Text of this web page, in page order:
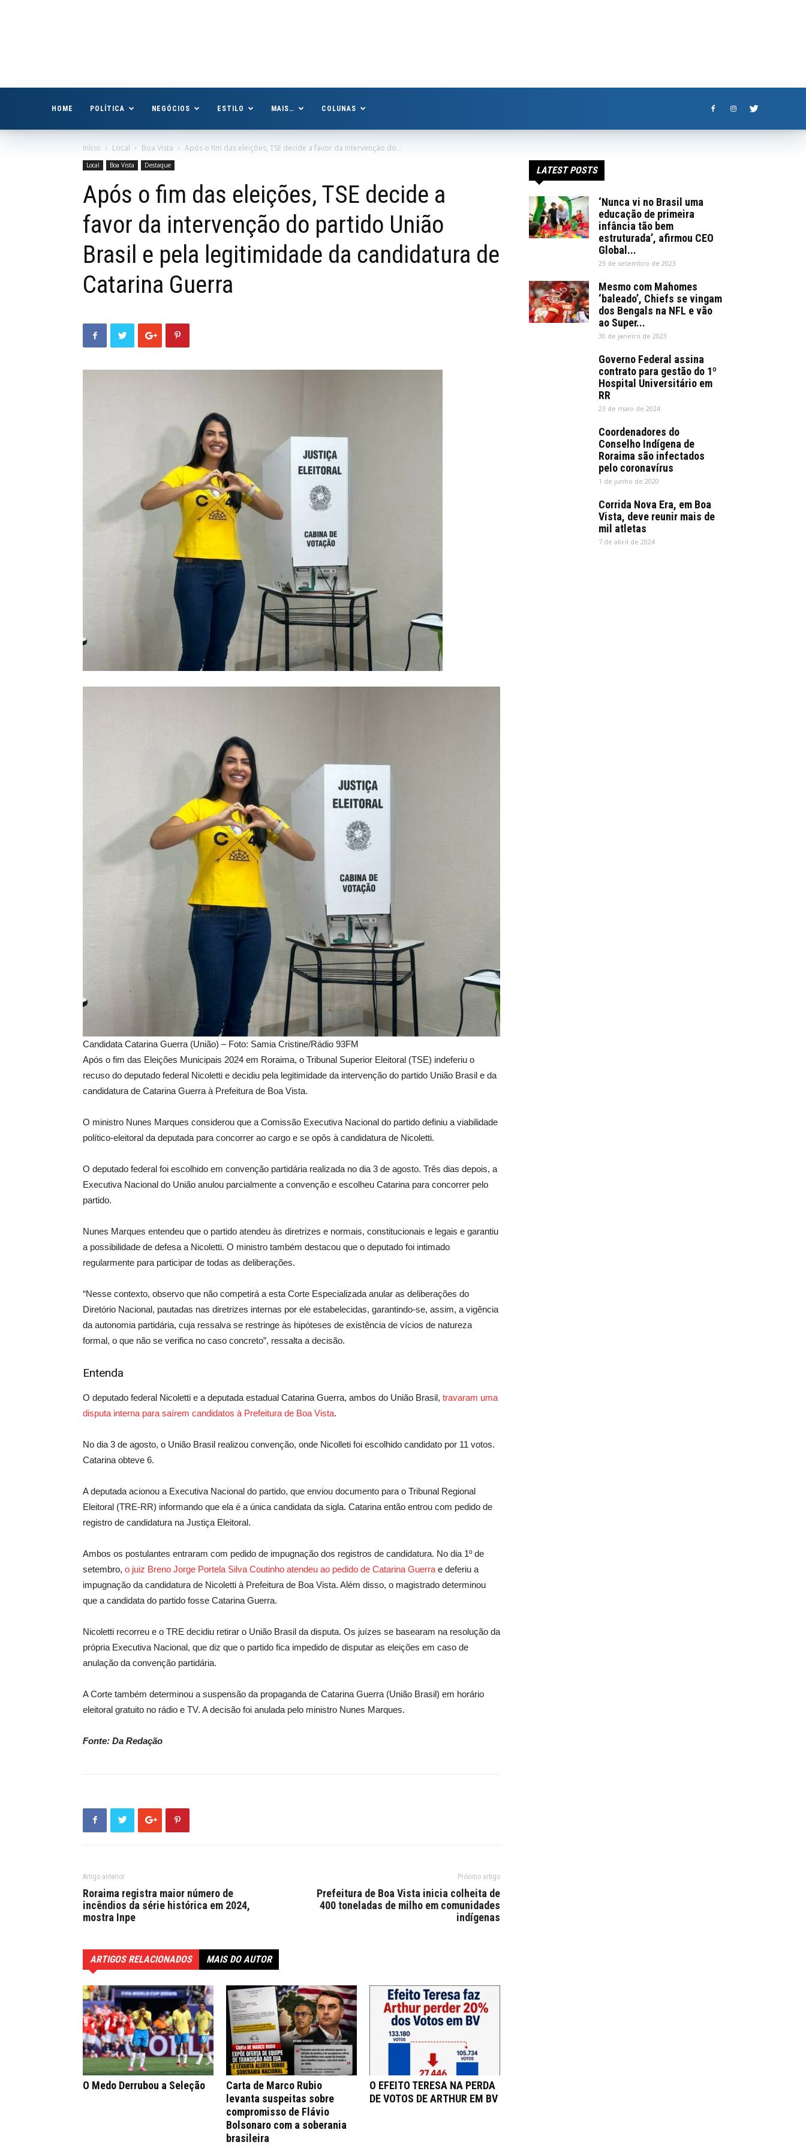
HOME POLÍTICA NEGÓCIOS ESTILO MAIS… COLUNAS
Início Local Boa Vista Após o fim das eleições, TSE decide a favor da intervenção do...
Local Boa Vista Destaque
Após o fim das eleições, TSE decide a
favor da intervenção do partido União
Brasil e pela legitimidade da candidatura de
Catarina Guerra
Candidata Catarina Guerra (União) – Foto: Samia Cristine/Rádio 93FM
Após o fim das Eleições Municipais 2024 em Roraima, o Tribunal Superior Eleitoral (TSE) indeferiu o
recuso do deputado federal Nicoletti e decidiu pela legitimidade da intervenção do partido União Brasil e da
candidatura de Catarina Guerra à Prefeitura de Boa Vista.
O ministro Nunes Marques considerou que a Comissão Executiva Nacional do partido definiu a viabilidade
político-eleitoral da deputada para concorrer ao cargo e se opôs à candidatura de Nicoletti.
O deputado federal foi escolhido em convenção partidária realizada no dia 3 de agosto. Três dias depois, a
Executiva Nacional do União anulou parcialmente a convenção e escolheu Catarina para concorrer pelo
partido.
Nunes Marques entendeu que o partido atendeu às diretrizes e normais, constitucionais e legais e garantiu
a possibilidade de defesa a Nicoletti. O ministro também destacou que o deputado foi intimado
regularmente para participar de todas as deliberações.
“Nesse contexto, observo que não competirá a esta Corte Especializada anular as deliberações do
Diretório Nacional, pautadas nas diretrizes internas por ele estabelecidas, garantindo-se, assim, a vigência
da autonomia partidária, cuja ressalva se restringe às hipóteses de existência de vícios de natureza
formal, o que não se verifica no caso concreto”, ressalta a decisão.
Entenda
O deputado federal Nicoletti e a deputada estadual Catarina Guerra, ambos do União Brasil, travaram uma
disputa interna para saírem candidatos à Prefeitura de Boa Vista.
No dia 3 de agosto, o União Brasil realizou convenção, onde Nicolleti foi escolhido candidato por 11 votos.
Catarina obteve 6.
A deputada acionou a Executiva Nacional do partido, que enviou documento para o Tribunal Regional
Eleitoral (TRE-RR) informando que ela é a única candidata da sigla. Catarina então entrou com pedido de
registro de candidatura na Justiça Eleitoral.
Ambos os postulantes entraram com pedido de impugnação dos registros de candidatura. No dia 1º de
setembro, o juiz Breno Jorge Portela Silva Coutinho atendeu ao pedido de Catarina Guerra e deferiu a
impugnação da candidatura de Nicoletti à Prefeitura de Boa Vista. Além disso, o magistrado determinou
que a candidata do partido fosse Catarina Guerra.
Nicoletti recorreu e o TRE decidiu retirar o União Brasil da disputa. Os juízes se basearam na resolução da
própria Executiva Nacional, que diz que o partido fica impedido de disputar as eleições em caso de
anulação da convenção partidária.
A Corte também determinou a suspensão da propaganda de Catarina Guerra (União Brasil) em horário
eleitoral gratuito no rádio e TV. A decisão foi anulada pelo ministro Nunes Marques.
Fonte: Da Redação
Artigo anterior
Roraima registra maior número de
incêndios da série histórica em 2024,
mostra Inpe
Próximo artigo
Prefeitura de Boa Vista inicia colheita de
400 toneladas de milho em comunidades
indígenas
ARTIGOS RELACIONADOS MAIS DO AUTOR
O Medo Derrubou a Seleção
Carta de Marco Rubio
levanta suspeitas sobre
compromisso de Flávio
Bolsonaro com a soberania
brasileira
O EFEITO TERESA NA PERDA
DE VOTOS DE ARTHUR EM BV
LATEST POSTS
‘Nunca vi no Brasil uma
educação de primeira
infância tão bem
estruturada’, afirmou CEO
Global...
23 de setembro de 2023
Mesmo com Mahomes
‘baleado’, Chiefs se vingam
dos Bengals na NFL e vão
ao Super...
30 de janeiro de 2023
Governo Federal assina
contrato para gestão do 1º
Hospital Universitário em
RR
23 de maio de 2024
Coordenadores do
Conselho Indígena de
Roraima são infectados
pelo coronavírus
1 de junho de 2020
Corrida Nova Era, em Boa
Vista, deve reunir mais de
mil atletas
7 de abril de 2024